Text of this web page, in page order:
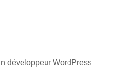
développeur WordPress